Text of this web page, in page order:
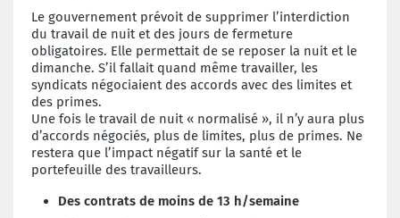
Le gouvernement prévoit de supprimer l’interdiction
du travail de nuit et des jours de fermeture
obligatoires. Elle permettait de se reposer la nuit et le
dimanche. S’il fallait quand même travailler, les
syndicats négociaient des accords avec des limites et
des primes.
Une fois le travail de nuit « normalisé », il n’y aura plus
d’accords négociés, plus de limites, plus de primes. Ne
restera que l’impact négatif sur la santé et le
portefeuille des travailleurs.
Des contrats de moins de 13 h/semaine